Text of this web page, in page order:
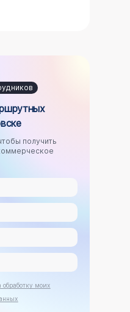
получить
обработку моих